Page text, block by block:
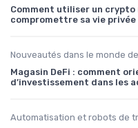
Comment utiliser un crypto
compromettre sa vie
Nouveautés dans le monde
Magasin DeFi : comment
d’investissement dans les
Automatisation et robots de